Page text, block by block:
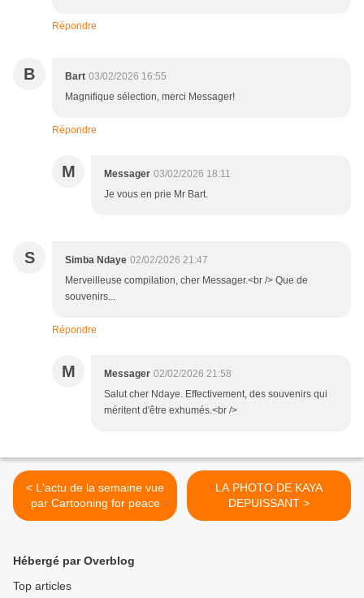
Répondre
B Bart 03/02/2026 16:55
Magnifique sélection, merci Messager!
Répondre
M Messager 03/02/2026 18:11
Je vous en prie Mr Bart.
S Simba Ndaye 02/02/2026 21:47
Merveilleuse compilation, cher Messager.<br /> Que de
souvenirs...
Répondre
M Messager 02/02/2026 21:58
Salut cher Ndaye. Effectivement, des souvenirs qui
méritent d'être exhumés.<br />
< L'actu de la semaine vue
par Cartooning for peace
LA PHOTO DE KAYA
DEPUISSANT >
Hébergé par Overblog
Top articles